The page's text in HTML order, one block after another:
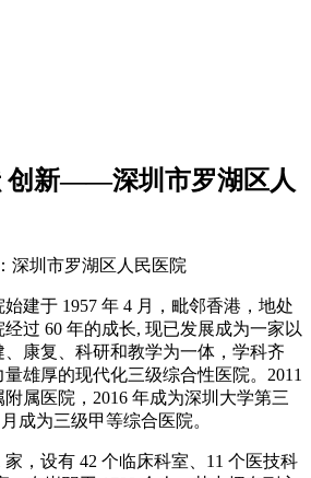
创新——深圳市罗湖区人
深圳市罗湖区人民医院
建于 1957 年 4 月，毗邻香港，地处
过 60 年的成长, 现已发展成为一家以
康复、科研和教学为一体，学科齐
雄厚的现代化三级综合性医院。2011
属医院，2016 年成为深圳大学第三
成为三级甲等综合医院。
，设有 42 个临床科室、11 个医技科